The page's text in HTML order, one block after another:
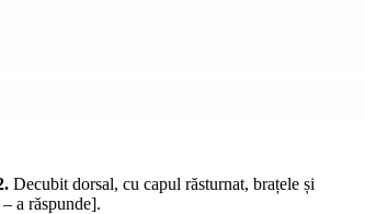
Decubit dorsal, cu capul răsturnat, brațele și
– a răspunde].